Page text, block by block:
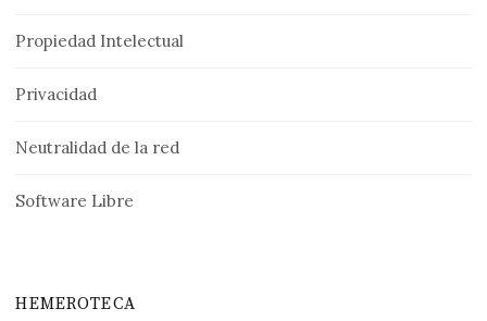
Propiedad Intelectual
Privacidad
Neutralidad de la red
Software Libre
HEMEROTECA